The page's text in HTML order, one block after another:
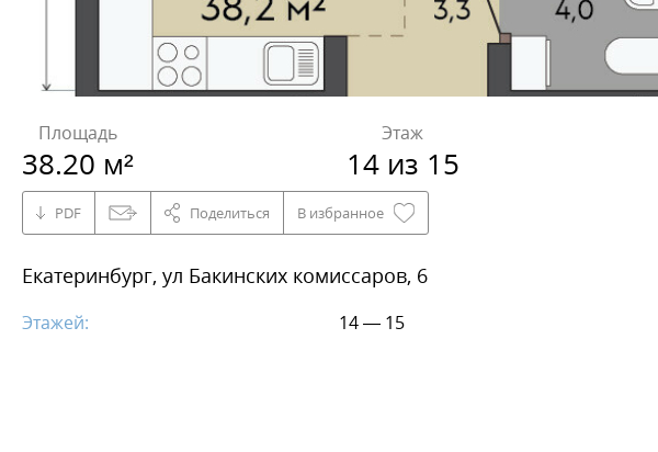
Площадь
38.20 м²
Этаж
14 из 15
PDF Поделиться В избранное
Екатеринбург, ул Бакинских комиссаров, 6
Этажей: 14 — 15